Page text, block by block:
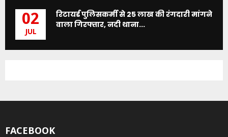
02
JUL
रिटायर्ड पुलिसकर्मी से 25 लाख की रंगदारी मांगने
वाला गिरफ्तार, नदी थाना...
FACEBOOK